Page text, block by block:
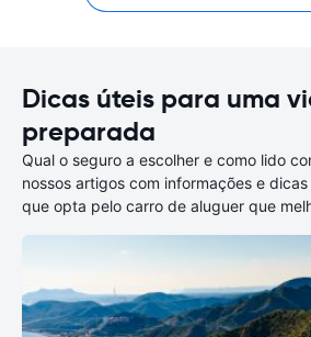
Dicas úteis para uma
preparada
Qual o seguro a escolher e como lido
nossos artigos com informações e
que opta pelo carro de aluguer que